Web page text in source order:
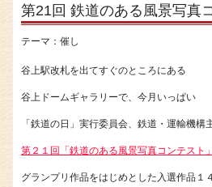
第21回 鉄道のある風景写真
テーマ： 催し
谷上駅改札を出てすぐのところにある
谷上ドームギャラリーで、今月いっぱい
「鉄道の日」実行委員会、鉄道・運輸機構
第２１回「鉄道のある風景写真コンテスト」
グランプリ作品をはじめとした入選作品１